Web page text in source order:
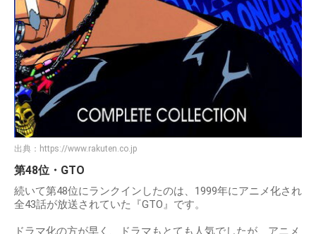
出典： https://www.rakuten.co.jp
第48位・GTO
続いて第48位にランクインしたのは、1999年にアニメ化され
全43話が放送されていた『GTO』です。